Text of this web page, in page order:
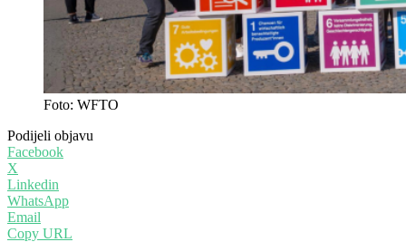
Foto: WFTO
Podijeli objavu
Facebook
X
Linkedin
WhatsApp
Email
Copy URL